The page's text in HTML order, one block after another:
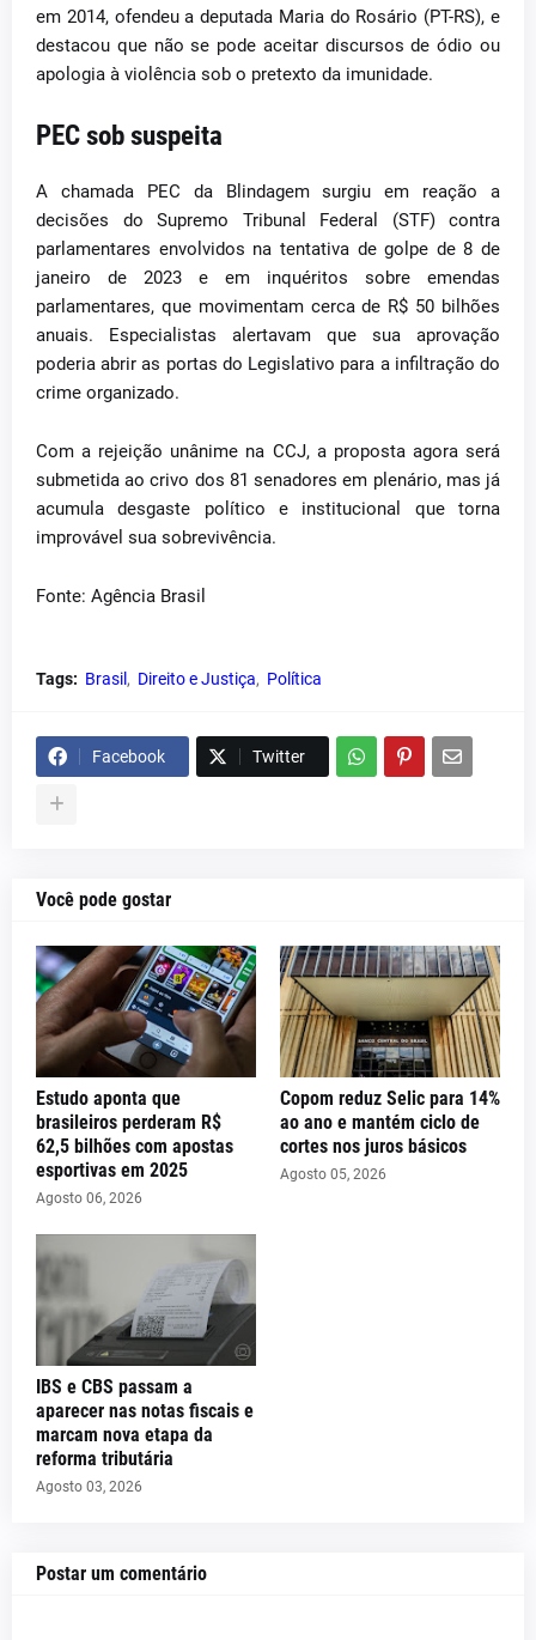
em 2014, ofendeu a deputada Maria do Rosário (PT-RS), e
destacou que não se pode aceitar discursos de ódio ou
apologia à violência sob o pretexto da imunidade.
PEC sob suspeita
A chamada PEC da Blindagem surgiu em reação a
decisões do Supremo Tribunal Federal (STF) contra
parlamentares envolvidos na tentativa de golpe de 8 de
janeiro de 2023 e em inquéritos sobre emendas
parlamentares, que movimentam cerca de R$ 50 bilhões
anuais. Especialistas alertavam que sua aprovação
poderia abrir as portas do Legislativo para a infiltração do
crime organizado.
Com a rejeição unânime na CCJ, a proposta agora será
submetida ao crivo dos 81 senadores em plenário, mas já
acumula desgaste político e institucional que torna
improvável sua sobrevivência.
Fonte: Agência Brasil
Tags: Brasil Direito e Justiça Política
Facebook Twitter
Você pode gostar
Estudo aponta que
brasileiros perderam R$
62,5 bilhões com apostas
esportivas em 2025
Agosto 06, 2026
Copom reduz Selic para 14%
ao ano e mantém ciclo de
cortes nos juros básicos
Agosto 05, 2026
IBS e CBS passam a
aparecer nas notas fiscais e
marcam nova etapa da
reforma tributária
Agosto 03, 2026
Postar um comentário